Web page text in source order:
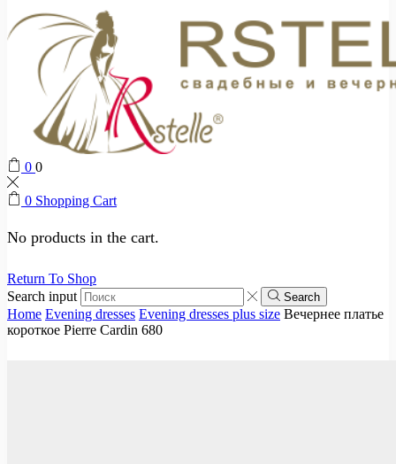
0 0
0 Shopping Cart
No products in the cart.
Return To Shop
Search input
Search
Home Evening dresses Evening dresses plus size Вечернее платье
короткое Pierre Cardin 680